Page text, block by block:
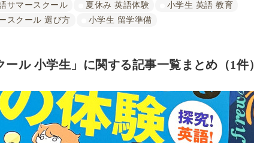
サマースクール 夏休み 英語体験
小学生 英語 教育
スクール 選び方 小学生 留学準備
ール 小学生」に関する記事一覧まとめ（1件）